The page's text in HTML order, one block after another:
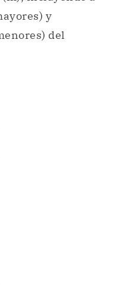
y
del